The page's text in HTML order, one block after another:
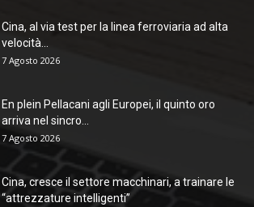
Cina, al via test per la linea ferroviaria ad alta
velocità...
7 Agosto 2026
En plein Pellacani agli Europei, il quinto oro
arriva nel sincro...
7 Agosto 2026
Cina, cresce il settore macchinari, a trainare le
“attrezzature intelligenti”